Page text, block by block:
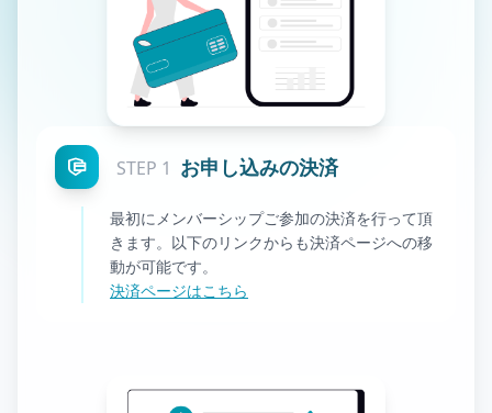
STEP 1 お申し込みの決済
最初にメンバーシップご参加の決済を行って頂
きます。以下のリンクからも決済ページへの移
動が可能です。
決済ページはこちら